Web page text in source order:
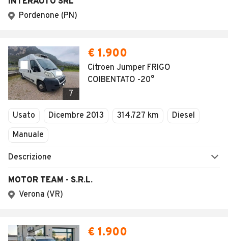
Pordenone (PN)
7
€ 1.900
Citroen Jumper FRIGO
COIBENTATO -20°
Usato Dicembre 2013 314.727 km
Diesel
Manuale
Descrizione
MOTOR TEAM - S.R.L.
Verona (VR)
€ 1.900